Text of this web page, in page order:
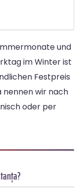
und
im Winter ist
Festpreis
nennen wir nach
oder per